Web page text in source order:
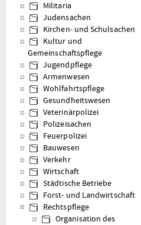
Militaria
Judensachen
Kirchen- und Schulsachen
Kultur und
Gemeinschaftspflege
Jugendpflege
Armenwesen
Wohlfahrtspflege
Gesundheitswesen
Veterinärpolizei
Polizeisachen
Feuerpolizei
Bauwesen
Verkehr
Wirtschaft
Städtische Betriebe
Forst- und Landwirtschaft
Rechtspflege
Organisation des